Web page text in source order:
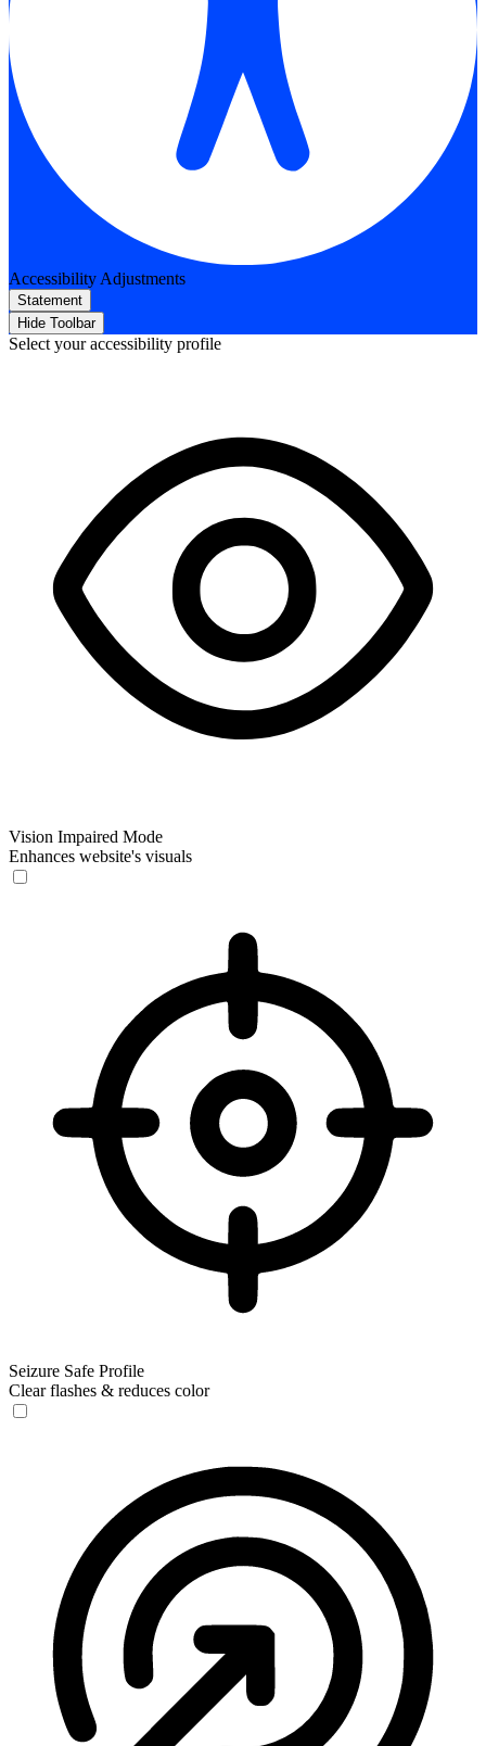
Accessibility Adjustments
Statement
Hide Toolbar
Select your accessibility profile
Vision Impaired Mode
Enhances website's visuals
Seizure Safe Profile
Clear flashes & reduces color